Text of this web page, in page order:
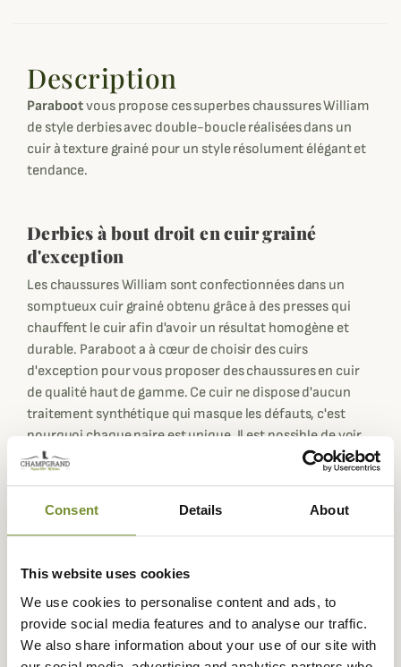
Consent Details About
This website uses cookies
We use cookies to personalise content and ads, to
provide social media features and to analyse our traffic.
We also share information about your use of our site with
Description
Parabootvous propose ces superbes chaussures William
de style derbies avec double-boucle réalisées dans un
cuir à texture grainé pour un style résolument élégant et
tendance.
Derbies à bout droit en cuir grainé
d'exception
Les chaussures William sont confectionnées dans un
somptueux cuir grainé obtenu grâce à des presses qui
chauffent le cuir afin d'avoir un résultat homogène et
durable. Paraboot a à cœur de choisir des cuirs
d'exception pour vous proposer des chaussures en cuir
de qualité haut de gamme. Ce cuir ne dispose d'aucun
traitement synthétique qui masque les défauts, c'est
pourquoi chaque paire est unique. Il est possible de voir
apparaître des marques blanches, pas d'inquiétude, tout
bout droit pour un look habillé qui affinera votre pied.
Nous vous proposons deux coloris : marron cognac qui
tire sur plus sur un marron clair et marron ébène,
beaucoup plus sombre.